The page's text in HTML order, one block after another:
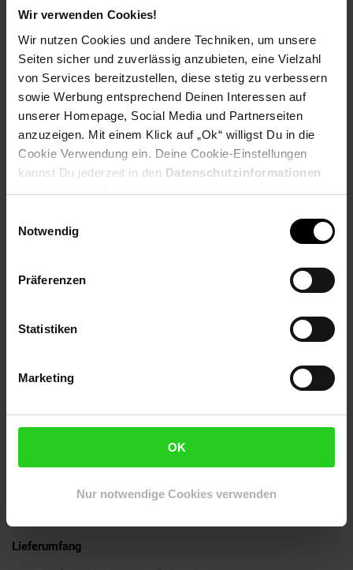
Wir verwenden Cookies!
Wir nutzen Cookies und andere Techniken, um unsere
Seiten sicher und zuverlässig anzubieten, eine Vielzahl
von Services bereitzustellen, diese stetig zu verbessern
sowie Werbung entsprechend Deinen Interessen auf
unserer Homepage, Social Media und Partnerseiten
anzuzeigen. Mit einem Klick auf „Ok“ willigst Du in die
Cookie Verwendung ein. Deine Cookie-Einstellungen
kannst Du jederzeit in den Datenschutzinformationen
ändern bzw. widerrufen.
Notwendig
Präferenzen
Statistiken
Marketing
OK
Nur notwendige Cookies verwenden
Tiefe: ca. 36 cm
Weitere Abmessungen findest Du im Maßbild
ACHTUNG: Die Tiefe des Tisches kann um wenige
Zentimeter variieren, je nach Wachstumslinie des
verwendeten Baumes
Farbe
Tischplatte: helles Goldbraun
Beine: Schwarz matt
Besonderheiten
Jeder Tisch wurde in Handarbeit gefertigt und ist somit
ein absolutes Unikat
Anti-Rutsch-Noppen schützen den Fußboden und das
Barrierefreie Tischplatte mit viel Platz zum Arbeiten
Empfohlene Maximalbelastbarkeit: 76,5 kg
Unregelmäßigkeiten des Holzes bleiben für den
natürlichen Look bewusst sichtbar
Material
Tischplatte: Akazie Massivholz, mit Klarlack beschichtet
Lieferumfang